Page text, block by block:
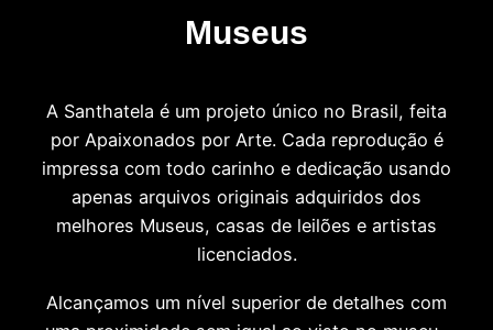
Museus
A Santhatela é um projeto único no Brasil, feita
por Apaixonados por Arte. Cada reprodução é
impressa com todo carinho e dedicação usando
apenas arquivos originais adquiridos dos
melhores Museus, casas de leilões e artistas
licenciados.
Alcançamos um nível superior de detalhes com